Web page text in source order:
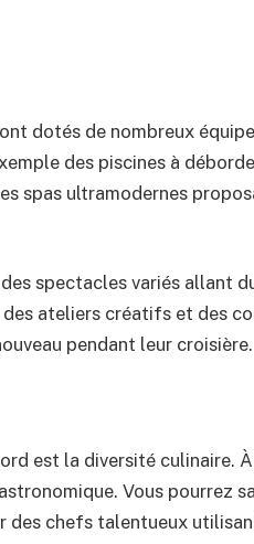
dotés de nombreux
des piscines à
spas ultramodernes
spectacles variés allant
ateliers créatifs et des
pendant leur croisière.
est la diversité culinaire.
Vous pourrez
des chefs talentueux